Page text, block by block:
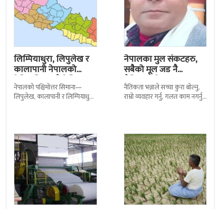
लिम्पियाधुरा, लिपुलेख र
कालापानी नेपालको
ऐतिहासिक, भौगोलिक र
कानुनी अधिकारमा…
नेपालको पश्चिमोत्तर सिमाना—
लिपुलेख, कालापानी र लिम्पियाधुरा
संस्कृति र
नेपालका मुल संकटहरु,
सबैको मूल जड नै
नैतिकताको अभाव
नैतिकता भन्नाले सच्चा कुरा बोल्नु,
राम्रो व्यवहार गर्नु, गलत काम नगर्नु,